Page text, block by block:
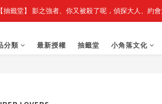
最新開賣🔥「全知讀者
【抽籤堂】 影之強者、你又被殺了呢，偵探大人、約
分類 最新授權 抽籤堂 小角落文化